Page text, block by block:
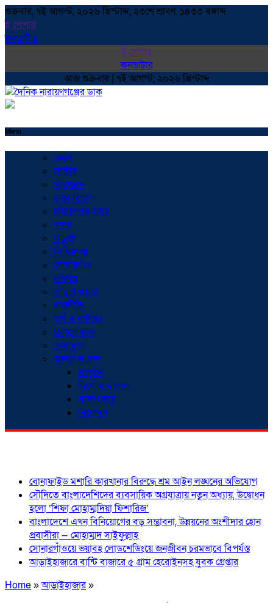
শুক্রবার, ৭ই আগস্ট, ২০২৬ খ্রিস্টাব্দ, ২৩শে শ্রাবণ, ১৪৩৩ বঙ্গাব্দ
ই পেপার
কনভাটার
ই পেপার
কনভাটার
আজ শুক্রবার | ৭ই আগস্ট, ২০২৬ খ্রিস্টাব্দ
Menu
প্রচ্ছদ
জাতীয়
সারাদেশ
ঢাকা বিভাগ
নারায়ণগঞ্জ সদর
বন্দর
ফতুল্লা
সিদ্ধিরগঞ্জ
সোনারগাঁও
রূপগঞ্জ
আড়াইহাজার
রাজনীতি
অর্থ ও বাণিজ্য
প্রবাসে ডাক
খেলাধুলা
অনন্যা সংবাদ
সংগঠন
নিখোঁজ সংবাদ
সাক্ষাৎকার
বিনোদন
বোনাফাইড মশারি কারখানার বিরুদ্ধে শ্রম আইন লঙ্ঘনের অভিযোগ
সৌদিতে বাংলাদেশিদের ব্যবসায়িক অগ্রযাত্রায় নতুন অধ্যায়, উদ্বোধন
হলো ‘শিফা মোহাম্মদিয়া ফিশারিজ’
বাংলাদেশে এখন বিনিয়োগের বড় সম্ভাবনা, উন্নয়নের অংশীদার হোন
প্রবাসীরা — মোহাম্মদ সাইফুল্লাহ্
সোনারগাঁওয়ে ভয়াবহ লোডশেডিংয়ে জনজীবন চরমভাবে বিপর্যস্ত
আড়াইহাজারে বান্টি বাজারে ৫ গ্রাম হেরোইনসহ যুবক গ্রেপ্তার
Home»আড়াইহাজার»